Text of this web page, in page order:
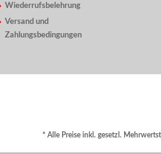
Wiederrufsbelehrung
Versand und
Zahlungsbedingungen
* Alle Preise inkl. gesetzl.